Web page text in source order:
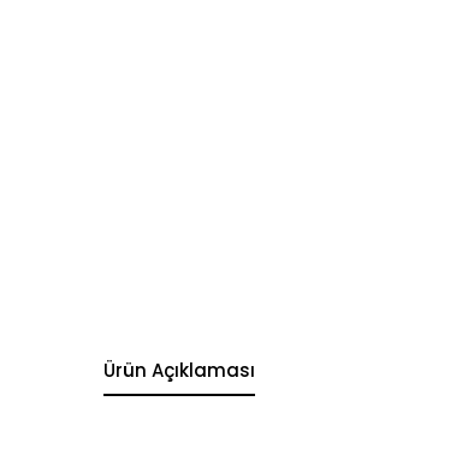
Ürün Açıklaması